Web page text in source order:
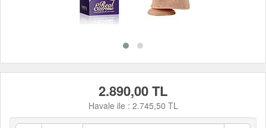
2.890,00 TL
Havale ile : 2.745,50 TL